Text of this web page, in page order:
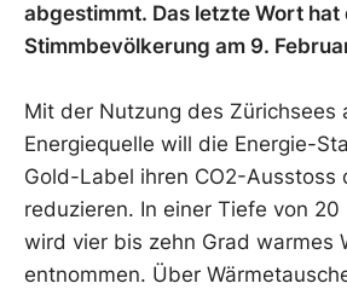
abgestimmt. Das letzte Wort hat
Stimmbevölkerung am 9.
Mit der Nutzung des Zürichsees
Energiequelle will die Energie-
Gold-Label ihren CO2-Ausstoss
reduzieren. In einer Tiefe von
wird vier bis zehn Grad warmes
entnommen. Über